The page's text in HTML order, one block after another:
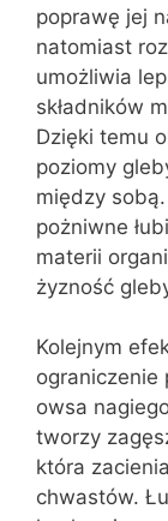
poprawę jej
natomiast
umożliwia
składników
Dzięki temu
poziomy
między
pożniwne
materii
żyzność
Kolejnym
ograniczenie
owsa
tworzy
która
chwastów.